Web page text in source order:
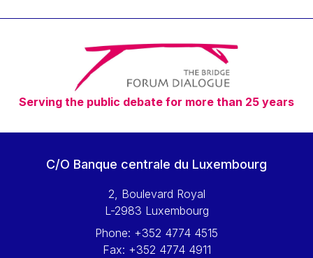
Timothy Radcliffe
Vaclav Klaus
Vassilios Skouris
Vítor Manuel da Silva Caldeira
Viviane Reding
Walter Hagg
Wolfgang Ketterle
Yossi Beillin
Serving the public debate for more than 25 years
C/O Banque centrale du Luxembourg
2, Boulevard Royal
L-2983 Luxembourg
Phone: +352 4774 4515
Fax: +352 4774 4911